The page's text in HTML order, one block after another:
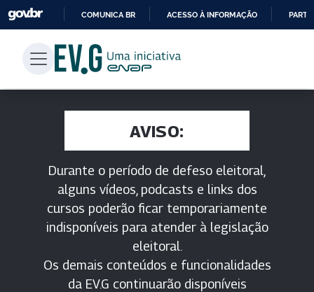
PARA
CONTEÚDO
COMUNICA BR ACESSO À INFORMAÇÃO
AVISO:
Durante o período de defeso eleitoral,
alguns vídeos, podcasts e links dos
cursos poderão ficar temporariamente
indisponíveis para atender à legislação
eleitoral.
Os demais conteúdos e funcionalidades
da EV.G continuarão disponíveis